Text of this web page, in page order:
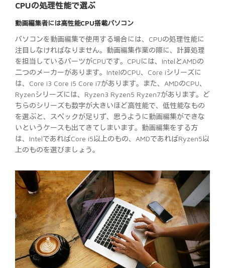
CPUの処理性能で選ぶ
動画編集者には高性能CPU搭載パソコン
パソコンを動画編集で使用する場合には、CPUの処理性能に
注目しなければなりません。動画編集作業の際に、計算処理
を担当しているパーツがCPUです。CPUには、IntelとAMDの
二つのメーカーがあります。IntelのCPU、Core iシリーズに
は、Core i3 Core i5 Core i7があります。また、AMDのCPU、
Ryzenシリーズには、Ryzen3 Ryzen5 Ryzen7があります。ど
ちらのシリーズも数字が大きいほど高性能で、低性能なもの
を選ぶと、スペックが足りず、思うように動画編集ができな
いというケースも出てきてしまいます。動画編集をする方
は、IntelであればCore i5以上のもの、AMDであればRyzen5以
上のものを選びましょう。